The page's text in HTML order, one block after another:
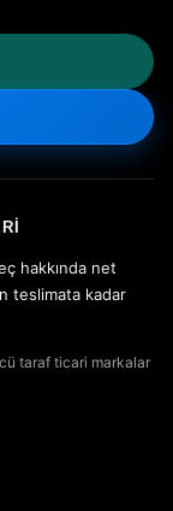
hakkında net
teslimata kadar
taraf ticari markalar